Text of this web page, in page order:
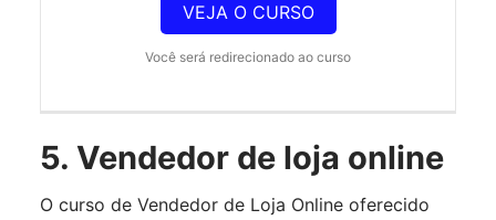
VEJA O CURSO
Você será redirecionado ao curso
5. Vendedor de loja online
O curso de Vendedor de Loja Online oferecido